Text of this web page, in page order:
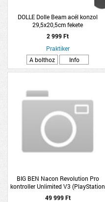
DOLLE Dolle Beam acél konzol
29,5x20,5cm fekete
2 999 Ft
Praktiker
A bolthoz
Info
BIG BEN Nacon Revolution Pro
kontroller Unlimited V3 (PlayStation
4)
49 999 Ft